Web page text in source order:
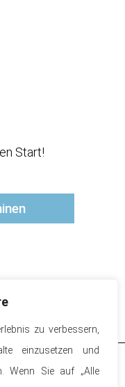
zu verbessern,
einzusetzen und
Wenn Sie auf „Alle
Start!